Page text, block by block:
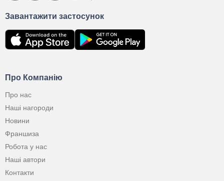
Про Компанію
Про нас
Наші нагороди
Новини
Франшиза
Робота у нас
Наші автори
Контакти
Завантажити застосунок